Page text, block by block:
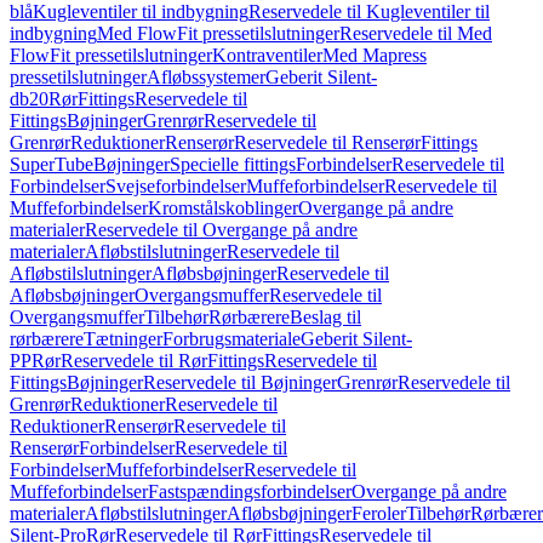
blåKugleventiler til indbygningReservedele til Kugleventiler til
indbygningMed FlowFit pressetilslutningerReservedele til Med
FlowFit pressetilslutningerKontraventilerMed Mapress
pressetilslutningerAfløbssystemerGeberit Silent-
db20RørFittingsReservedele til
FittingsBøjningerGrenrørReservedele til
GrenrørReduktionerRenserørReservedele til RenserørFittings
SuperTubeBøjningerSpecielle fittingsForbindelserReservedele til
ForbindelserSvejseforbindelserMuffeforbindelserReservedele til
MuffeforbindelserKromstålskoblingerOvergange på andre
materialerReservedele til Overgange på andre
materialerAfløbstilslutningerReservedele til
AfløbstilslutningerAfløbsbøjningerReservedele til
AfløbsbøjningerOvergangsmufferReservedele til
OvergangsmufferTilbehørRørbærereBeslag til
rørbærereTætningerForbrugsmaterialeGeberit Silent-
PPRørReservedele til RørFittingsReservedele til
FittingsBøjningerReservedele til BøjningerGrenrørReservedele til
GrenrørReduktionerReservedele til
ReduktionerRenserørReservedele til
RenserørForbindelserReservedele til
ForbindelserMuffeforbindelserReservedele til
MuffeforbindelserFastspændingsforbindelserOvergange på andre
materialerAfløbstilslutningerAfløbsbøjningerFerolerTilbehør
Silent-ProRørReservedele til RørFittingsReservedele til